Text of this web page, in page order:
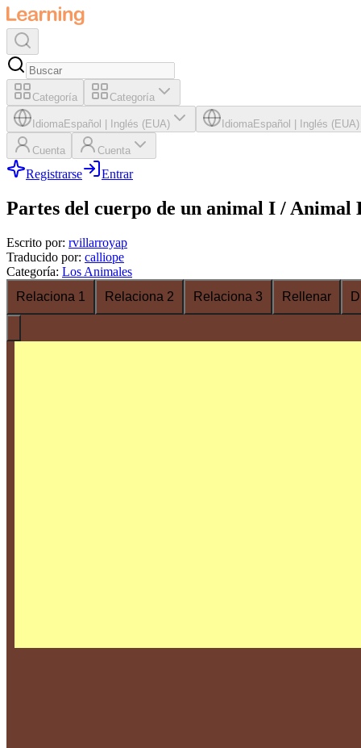
Categoría Categoría
IdiomaEspañol Inglés (EUA) IdiomaEspañol Inglés (EUA)
Cuenta Cuenta
Registrarse Entrar
Partes del cuerpo de un animal I / Animal
Escrito por: rvillarroyap
Traducido por: calliope
Categoría: Los Animales
Relaciona 1
Relaciona 2 Relaciona 3 Rellenar